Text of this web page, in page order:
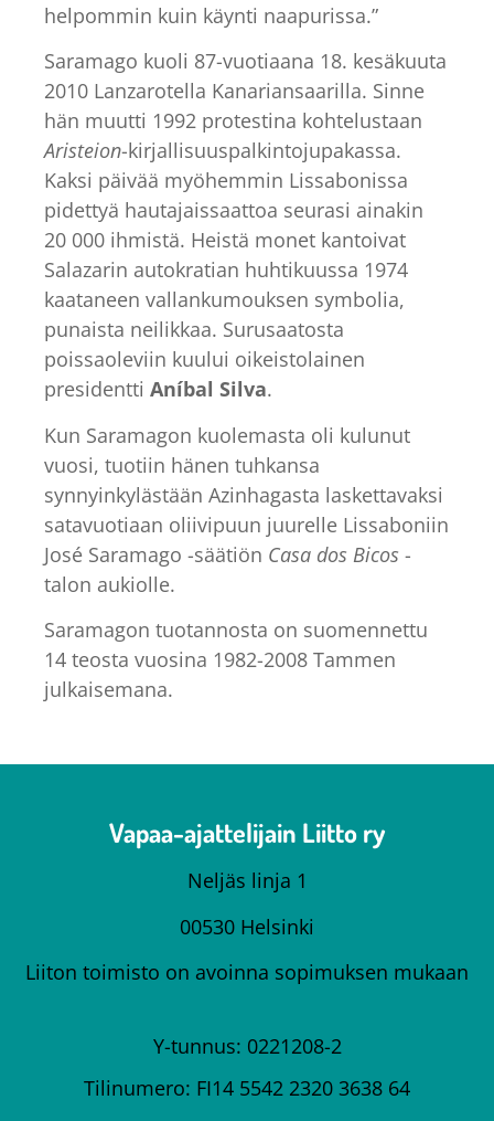
helpommin kuin käynti naapurissa.”
Saramago kuoli 87-vuotiaana 18. kesäkuuta
2010 Lanzarotella Kanariansaarilla. Sinne
hän muutti 1992 protestina kohtelustaan
Aristeion-kirjallisuuspalkintojupakassa.
Kaksi päivää myöhemmin Lissabonissa
pidettyä hautajaissaattoa seurasi ainakin
20 000 ihmistä. Heistä monet kantoivat
Salazarin autokratian huhtikuussa 1974
kaataneen vallankumouksen symbolia,
punaista neilikkaa. Surusaatosta
poissaoleviin kuului oikeistolainen
presidentti Aníbal Silva.
Kun Saramagon kuolemasta oli kulunut
vuosi, tuotiin hänen tuhkansa
synnyinkylästään Azinhagasta laskettavaksi
satavuotiaan oliivipuun juurelle Lissaboniin
José Saramago -säätiön Casa dos Bicos -
talon aukiolle.
Saramagon tuotannosta on suomennettu
14 teosta vuosina 1982-2008 Tammen
julkaisemana.
Vapaa-ajattelijain Liitto ry
Neljäs linja 1
00530 Helsinki
Liiton toimisto on avoinna sopimuksen mukaan
Y-tunnus: 0221208-2
Tilinumero: FI14 5542 2320 3638 64